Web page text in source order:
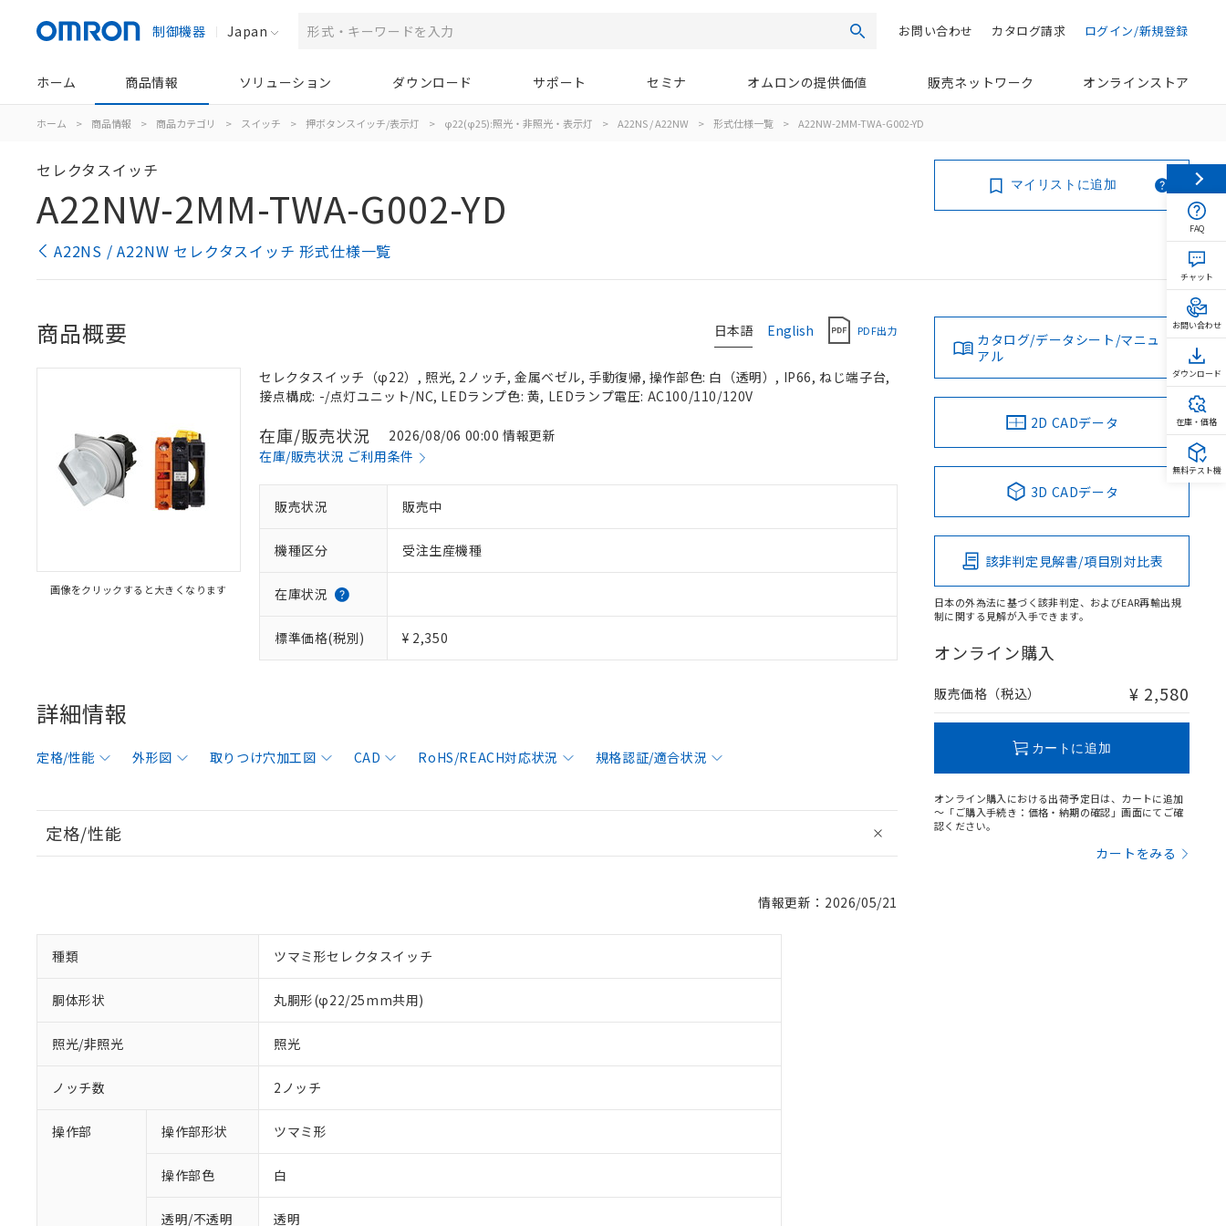
制御機器 Japan 検索 ログイン/新規登録
カタログ請求
お問い合わせ
ホーム 商品情報 ソリューション ダウンロード サポート セミナ オムロンの提供価値 販売ネットワーク オンラインストア
ホーム > 商品情報 > 商品カテゴリ > スイッチ > 押ボタンスイッチ/表示灯 > φ22(φ25):照光・非照光・表示灯 > A22NS / A22NW > 形式仕様一覧 > A22NW-2MM-TWA-G002-YD
セレクタスイッチ
A22NW-2MM-TWA-G002-YD
A22NS / A22NW セレクタスイッチ 形式仕様一覧
マイリストに追加
日本語 English PDF出力
商品概要
画像をクリックすると大きくなります
セレクタスイッチ（φ22）, 照光, 2ノッチ, 金属ベゼル, 手動復帰, 操作部色: 白（透明）, IP66, ねじ端子台,
接点構成: -/点灯ユニット/NC, LEDランプ色: 黄, LEDランプ電圧: AC100/110/120V
在庫/販売状況
2026/08/06 00:00 情報更新
在庫/販売状況 ご利用条件
販売状況 販売中
機種区分 受注生産機種
在庫状況
標準価格(税別) ¥ 2,350
詳細情報
定格/性能 外形図 取りつけ穴加工図 CAD RoHS/REACH対応状況 規格認証/適合状況
定格/性能
情報更新：2026/05/21
種類 ツマミ形セレクタスイッチ
胴体形状 丸胴形(φ22/25mm共用)
照光/非照光 照光
ノッチ数 2ノッチ
操作部 操作部形状 ツマミ形
操作部色 白
透明/不透明 透明
カタログ/データシート/マニュ
アル
2D CADデータ
3D CADデータ
該非判定見解書/項目別対比表
日本の外為法に基づく該非判定、およびEAR再輸出規
制に関する見解が入手できます。
オンライン購入
販売価格（税込） ¥ 2,580
カートに追加
オンライン購入における出荷予定日は、カートに追加
～「ご購入手続き：価格・納期の確認」画面にてご確
認ください。
カートをみる
FAQ
チャット
お問い合わせ
ダウンロード
在庫・価格
無料テスト機